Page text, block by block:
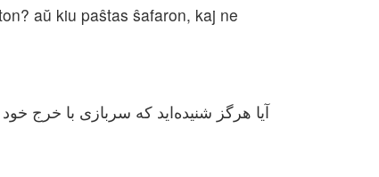
aŭ kiu paŝtas ŝafaron, kaj ne
آیا هرگز شنیده‌اید كه سربازی با خرج